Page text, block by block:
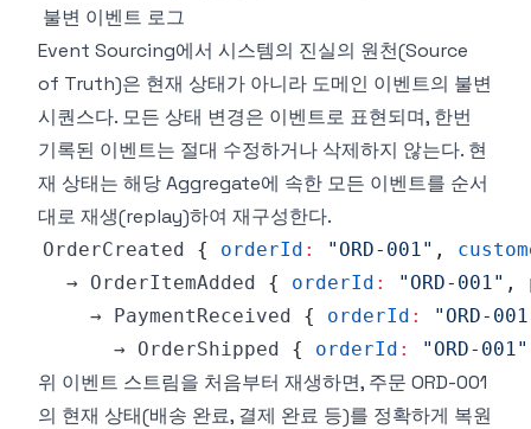
불변 이벤트 로그
Event Sourcing에서 시스템의 진실의 원천(Source
of Truth)은 현재 상태가 아니라 도메인 이벤트의 불변
시퀀스다. 모든 상태 변경은 이벤트로 표현되며, 한번
기록된 이벤트는 절대 수정하거나 삭제하지 않는다. 현
재 상태는 해당 Aggregate에 속한 모든 이벤트를 순서
대로 재생(replay)하여 재구성한다.
OrderCreated { orderId : "ORD-001" ,
  →
OrderItemAdded { orderId : "ORD-001" ,
    →
PaymentReceived { orderId :
"ORD-
      →
OrderShipped { orderId : "ORD-001"
위 이벤트 스트림을 처음부터 재생하면, 주문 ORD-001
의 현재 상태(배송 완료, 결제 완료 등)를 정확하게 복원